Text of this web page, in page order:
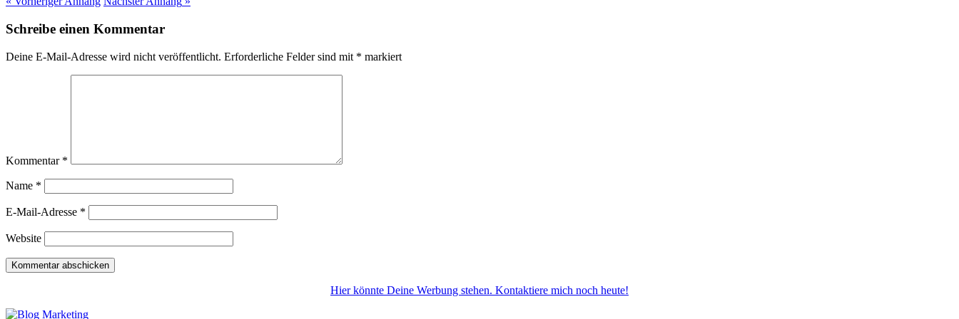
Schreibe einen Kommentar
Deine E-Mail-Adresse wird nicht veröffentlicht. Erforderliche Felder sind mit * markiert
Kommentar *
Name *
E-Mail-Adresse *
Website
Hier könnte Deine Werbung stehen. Kontaktiere mich noch heute!